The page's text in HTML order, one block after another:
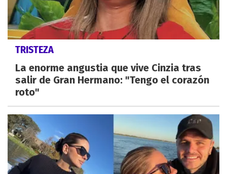
TRISTEZA
La enorme angustia que vive Cinzia tras
salir de Gran Hermano: "Tengo el corazón
roto"